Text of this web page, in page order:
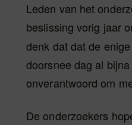
Leden van het
beslissing vorig jaar
denk dat dat de
doorsnee dag al
onverantwoord om
De onderzoekers